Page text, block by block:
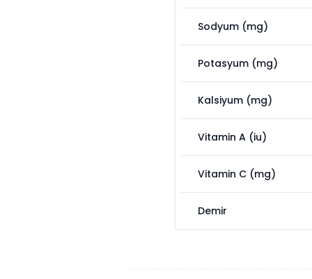
Sodyum (mg)
Potasyum (mg)
Kalsiyum (mg)
Vitamin A (iu)
Vitamin C (mg)
Demir